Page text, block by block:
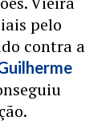
pelo
contra a